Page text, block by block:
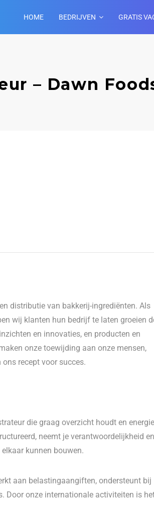
HOME BEDRIJVEN GRATIS
– Dawn
distributie van bakkerij-ingrediënten. Als
wij klanten hun bedrijf te laten groeien
en innovaties, en producten en
onze toewijding aan onze mensen,
recept voor succes.
die graag overzicht houdt en energie
neemt je verantwoordelijkheid
kunnen bouwen.
aan belastingaangiften, ondersteunt bij
Door onze internationale activiteiten is